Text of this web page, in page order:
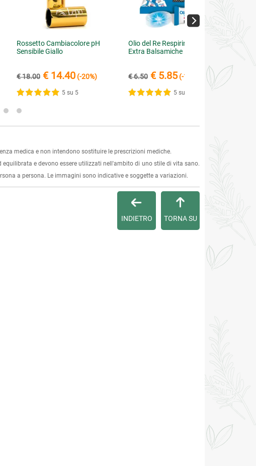
Rossetto Cambiacolore pH
Sensibile Giallo
€ 18.00 € 14.40(-20%)
5 su 5
Olio del Re Respirine Pepite
Extra Balsamiche
€ 6.50 € 5.85(-10%)
5 su 5
medica e non intendono sostituire le prescrizioni mediche.
e devono essere utilizzati nell'ambito di uno stile di vita sano.
a persona. Le immagini sono indicative e soggette a variazioni.
TORNA SU
INDIETRO